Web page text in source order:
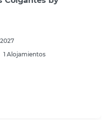
1 Alojamientos